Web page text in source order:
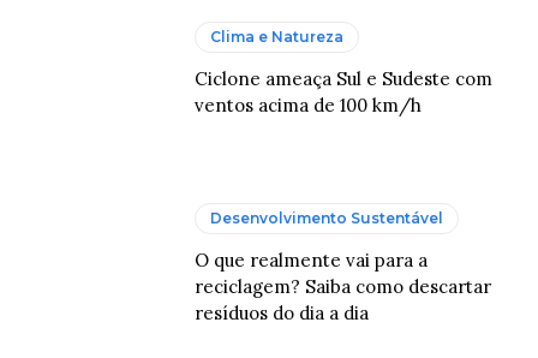
Clima e Natureza
Ciclone ameaça Sul e Sudeste com
ventos acima de 100 km/h
Desenvolvimento Sustentável
O que realmente vai para a
reciclagem? Saiba como descartar
resíduos do dia a dia